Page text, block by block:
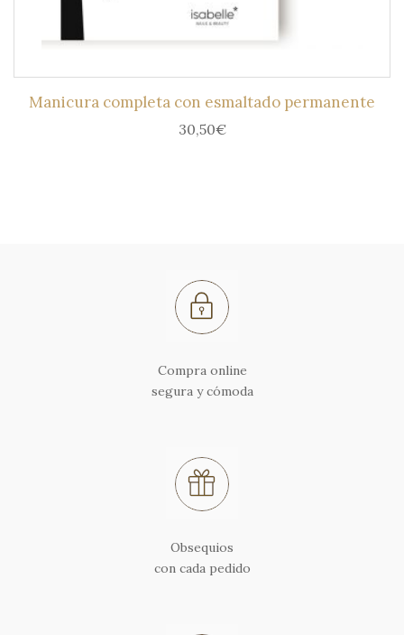
Manicura completa con esmaltado permanente
30,50€
Compra online
segura y cómoda
Obsequios
con cada pedido